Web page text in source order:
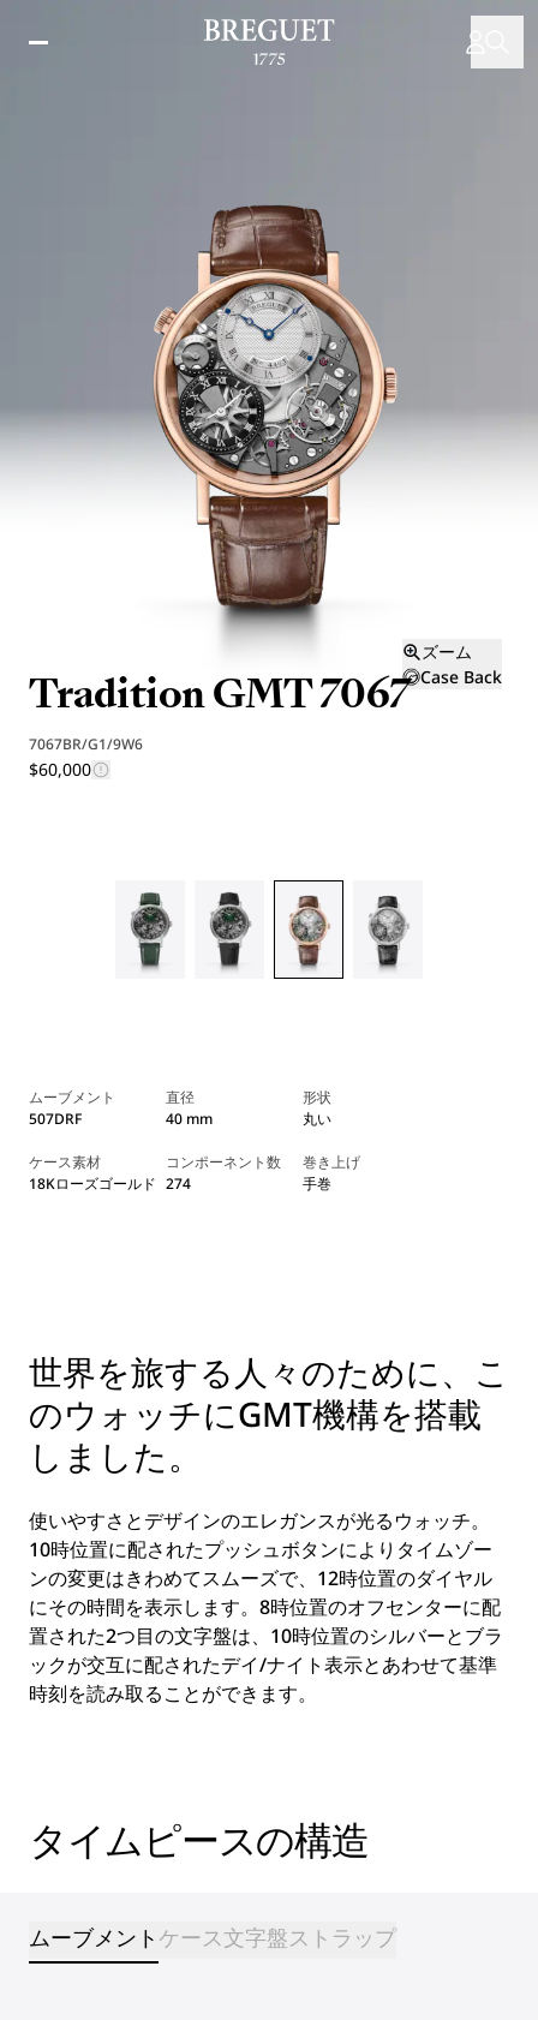
ズーム
Case Back
Tradition GMT 7067
7067BR/G1/9W6
$60,000
ムーブメント
507DRF
直径
40 mm
形状
丸い
ケース素材
18Kローズゴールド
コンポーネント数
274
巻き上げ
手巻
世界を旅する人々のために、こ
のウォッチにGMT機構を搭載
しました。
使いやすさとデザインのエレガンスが光るウォッチ。
10時位置に配されたプッシュボタンによりタイムゾー
ンの変更はきわめてスムーズで、12時位置のダイヤル
にその時間を表示します。8時位置のオフセンターに配
置された2つ目の文字盤は、10時位置のシルバーとブラ
ックが交互に配されたデイ/ナイト表示とあわせて基準
時刻を読み取ることができます。
タイムピースの構造
ムーブメント ケース文字盤ストラップ